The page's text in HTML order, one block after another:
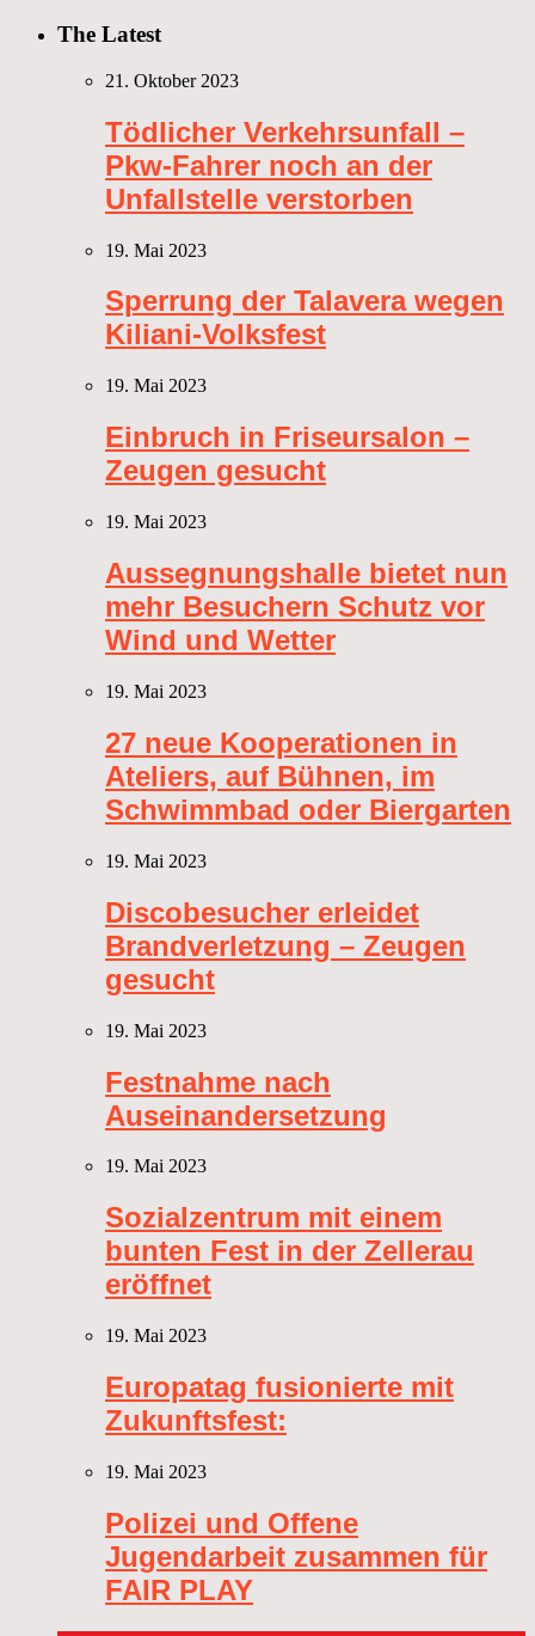
The Latest
21. Oktober 2023
Tödlicher Verkehrsunfall –
Pkw-Fahrer noch an der
Unfallstelle verstorben
19. Mai 2023
Sperrung der Talavera wegen
Kiliani-Volksfest
19. Mai 2023
Einbruch in Friseursalon –
Zeugen gesucht
19. Mai 2023
Aussegnungshalle bietet nun
mehr Besuchern Schutz vor
Wind und Wetter
19. Mai 2023
27 neue Kooperationen in
Ateliers, auf Bühnen, im
Schwimmbad oder Biergarten
19. Mai 2023
Discobesucher erleidet
Brandverletzung – Zeugen
gesucht
19. Mai 2023
Festnahme nach
Auseinandersetzung
19. Mai 2023
Sozialzentrum mit einem
bunten Fest in der Zellerau
eröffnet
19. Mai 2023
Europatag fusionierte mit
Zukunftsfest:
19. Mai 2023
Polizei und Offene
Jugendarbeit zusammen für
FAIR PLAY